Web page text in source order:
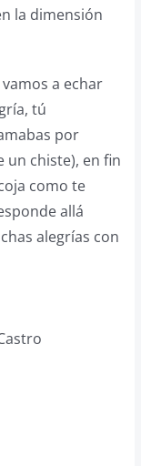
la dimensión
a echar
tú
por
un chiste), en fin
como te
allá
alegrías con